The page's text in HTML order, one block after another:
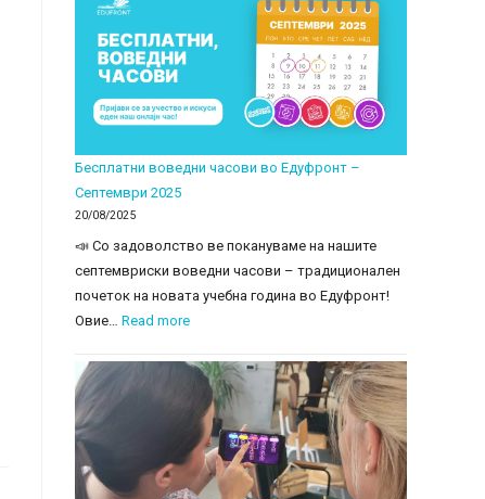
зад
екраните
Моника
Бесплатни воведни часови во Едуфронт –
Септември 2025
20/08/2025
📣 Со задоволство ве покануваме на нашите
септемвриски воведни часови – традиционален
почеток на новата учебна година во Едуфронт!
Овие… Read more:
воведни
часови
во
Едуфронт
–